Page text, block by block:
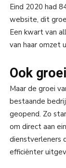
Eind 2020 had
website, dit
Een kwart van
van haar omzet
Ook
Maar de groei
bestaande
geopend. Zo
om direct aan
dienstverleners
efficiënter